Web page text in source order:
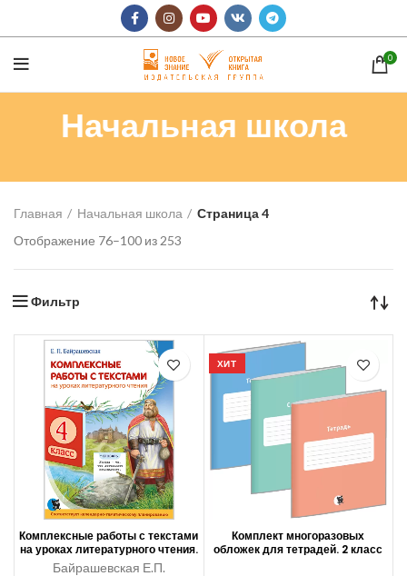
0
Начальная школа
Главная Начальная школа
Страница 4
Отображение 76–100 из 253
Фильтр
Комплексные работы с текстами
на уроках литературного чтения.
4 класс
Байрашевская Е.П.
ХИТ
Комплект многоразовых
обложек для тетрадей. 2 класс